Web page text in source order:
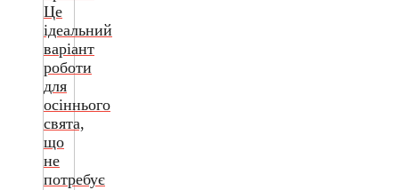
Це
ідеальний
варіант
роботи
для
осіннього
свята,
що
не
потребує